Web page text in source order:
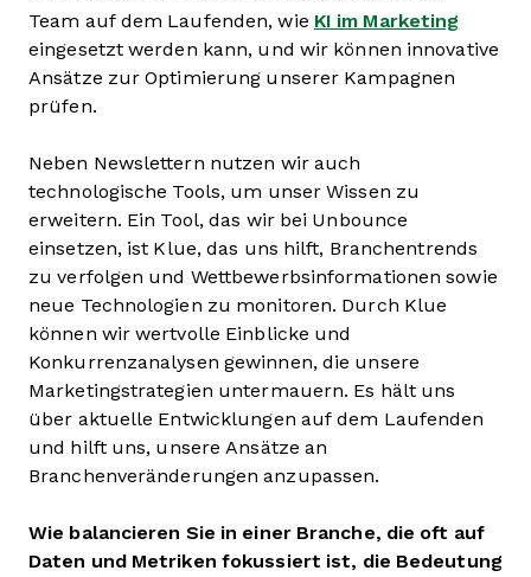
Team auf dem Laufenden, wie KI im Marketing
eingesetzt werden kann, und wir können innovative
Ansätze zur Optimierung unserer Kampagnen
prüfen.
Neben Newslettern nutzen wir auch
technologische Tools, um unser Wissen zu
erweitern. Ein Tool, das wir bei Unbounce
einsetzen, ist Klue, das uns hilft, Branchentrends
zu verfolgen und Wettbewerbsinformationen sowie
neue Technologien zu monitoren. Durch Klue
können wir wertvolle Einblicke und
Konkurrenzanalysen gewinnen, die unsere
Marketingstrategien untermauern. Es hält uns
über aktuelle Entwicklungen auf dem Laufenden
und hilft uns, unsere Ansätze an
Branchenveränderungen anzupassen.
Wie balancieren Sie in einer Branche, die oft auf
Daten und Metriken fokussiert ist, die Bedeutung